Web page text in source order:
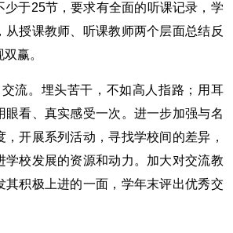
少于25节，要求有全面的听课记录，学
从授课教师、听课教师两个层面总结反
赢。
交流。埋头苦干，不如高人指路；用耳
眼看、真实感受一次。进一步加强与名
，开展系列活动，寻找学校间的差异，
学校发展的资源和动力。加大对交流教
其积极上进的一面，学年末评出优秀交